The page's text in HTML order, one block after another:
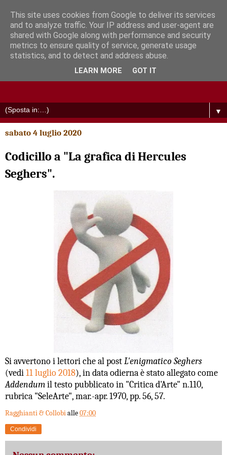
▼
sabato 4 luglio 2020
Codicillo a "La grafica di Hercules
Seghers".
Si avvertono i lettori che al postL'enigmatico Seghers
(vedi11 luglio 2018), in data odierna è stato allegato come
Addendumil testo pubblicato in "Critica d'Arte" n.110,
rubrica "SeleArte", mar.-apr. 1970, pp. 56, 57.
Ragghianti & Collobialle07:00
Condividi
This site uses cookies from Google to deliver its services
and to analyze traffic. Your IP address and user-agent are
shared with Google along with performance and security
metrics to ensure quality of service, generate usage
statistics, and to detect and address abuse.
LEARN MORE GOT IT